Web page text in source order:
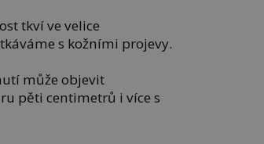
tkví ve velice
s kožními projevy.
může objevit
pěti centimetrů i více s